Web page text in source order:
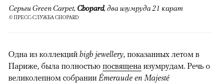
СерьгиGreen Carpet, Chopard, два изумруда 21 карат
© ПРЕСС-СЛУЖБА CHOPARD
Одна из коллекций high jewellery, показанных летом в
Париже, была полностью посвящена изумрудам. Речь о
великолепном собрании Émeraude en Majesté